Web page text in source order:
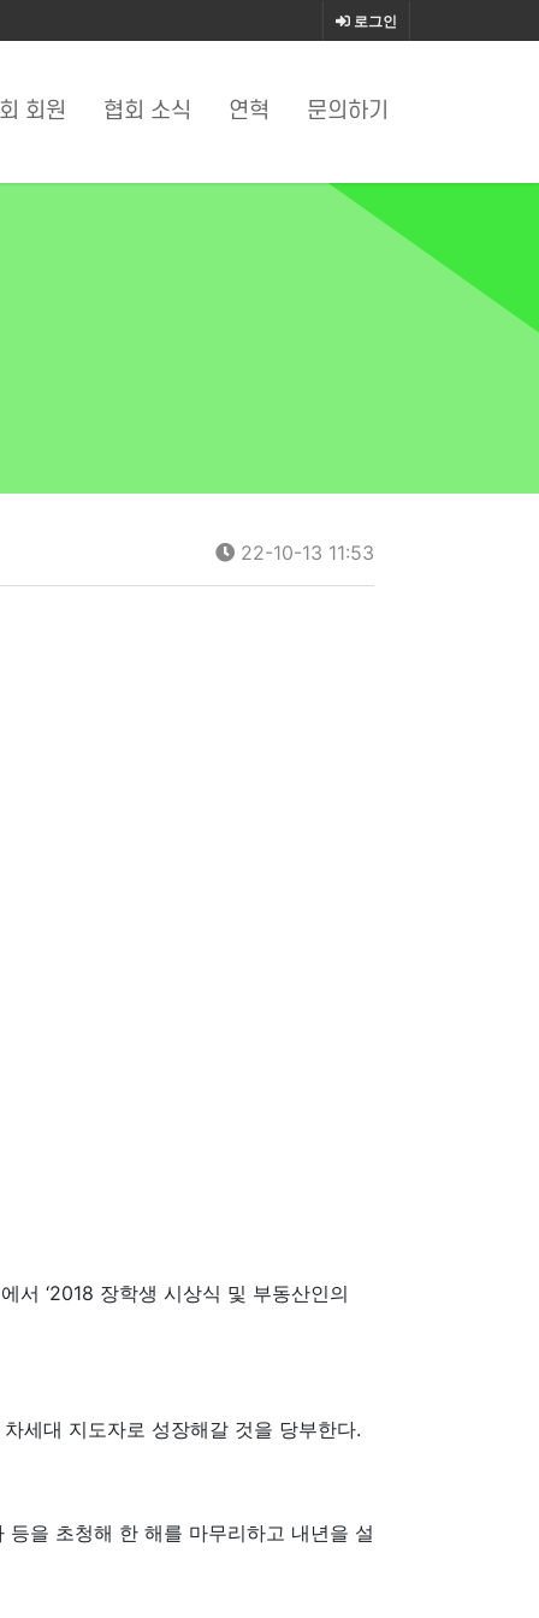
로그인
회원 협회 소식 연혁 문의하기
22-10-13 11:53
서 ‘2018 장학생 시상식 및 부동산인의
세대 지도자로 성장해갈 것을 당부한다.
을 초청해 한 해를 마무리하고 내년을 설